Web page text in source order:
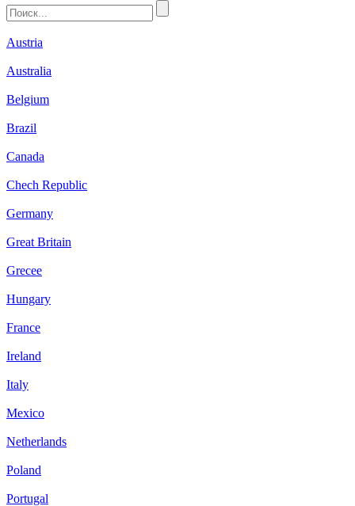
Austria
Australia
Belgium
Brazil
Canada
Chech Republic
Germany
Great Britain
Grecee
Hungary
France
Ireland
Italy
Mexico
Netherlands
Poland
Portugal